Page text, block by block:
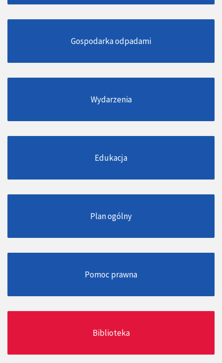
Gospodarka odpadami
Wydarzenia
Edukacja
Plan ogólny
Pomoc prawna
Biblioteka